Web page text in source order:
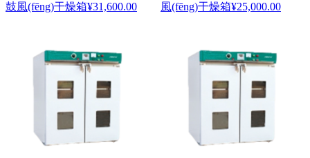
鼓風(fēng)干燥箱¥31,600.00
風(fēng)干燥箱¥25,000.00